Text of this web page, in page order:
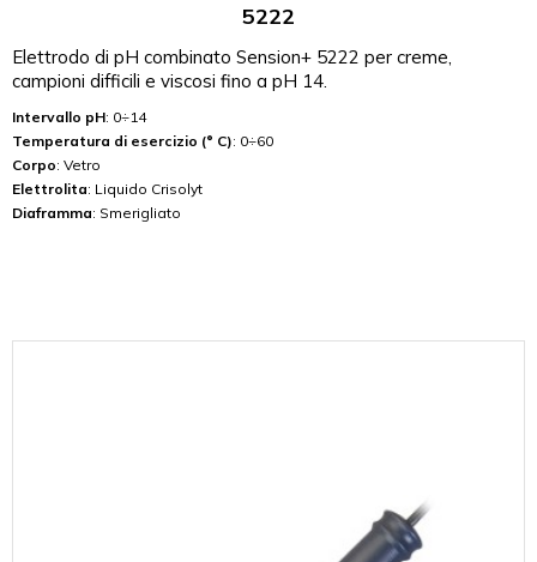
5222
Elettrodo di pH combinato Sension+ 5222 per creme,
campioni difficili e viscosi fino a pH 14.
Intervallo pH: 0÷14
Temperatura di esercizio (° C): 0÷60
Corpo: Vetro
Elettrolita: Liquido Crisolyt
Diaframma: Smerigliato